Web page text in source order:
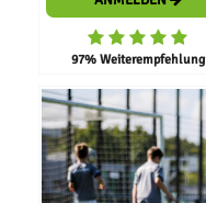
97% Weiterempfehlung